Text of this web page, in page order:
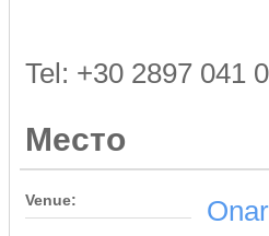
Tel: +30 2897 041
Место
Venue: